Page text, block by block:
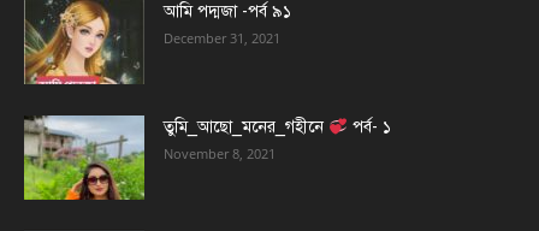
আমি পদ্মজা -পর্ব ৯১
December 31, 2021
তুমি_আছো_মনের_গহীনে পর্ব- ১
November 8, 2021